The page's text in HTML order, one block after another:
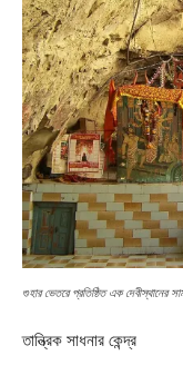
গুহার ভেতরে প্রতিষ্ঠিত এক দেবীস্থানের
তান্ত্রিক সাধনার কেন্দ্র